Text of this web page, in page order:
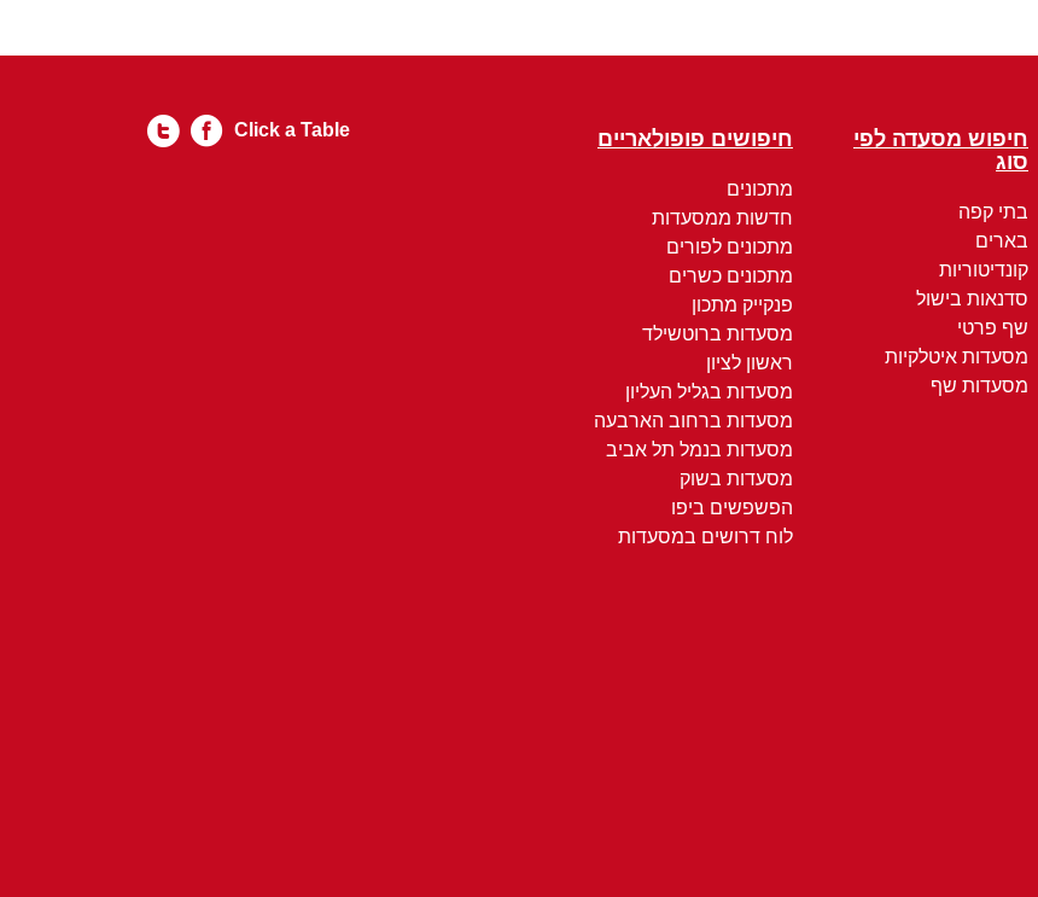
חיפוש מסעדה לפי
סוג
בתי קפה
בארים
קונדיטוריות
סדנאות בישול
שף פרטי
מסעדות איטלקיות
מסעדות שף
חיפושים פופולאריים
מתכונים
חדשות ממסעדות
מתכונים לפורים
מתכונים כשרים
פנקייק מתכון
מסעדות ברוטשילד
ראשון לציון
מסעדות בגליל העליון
מסעדות ברחוב הארבעה
מסעדות בנמל תל אביב
מסעדות בשוק
הפשפשים ביפו
לוח דרושים במסעדות
Click a Table